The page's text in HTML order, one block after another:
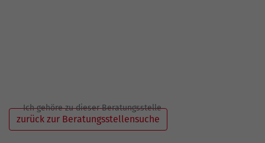
Ich gehöre zu dieser Beratungsstelle
zurück zur Beratungsstellensuche